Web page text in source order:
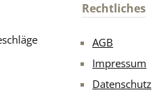
Rechtliches
AGB
Impressum
Datenschutz